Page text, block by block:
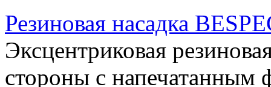
Резиновая насадка
Эксцентриковая
стороны с